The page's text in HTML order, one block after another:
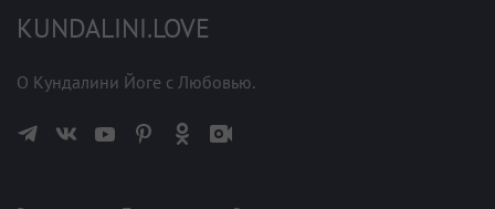
KUNDALINI.LOVE
О Кундалини Йоге с Любовью.